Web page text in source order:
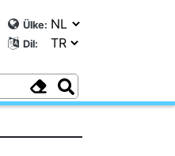
Ülke:
Dil: